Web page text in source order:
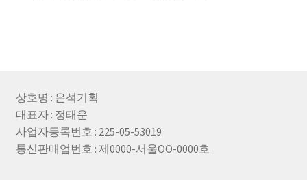
상호명 : 은석기획
대표자 : 정태운
사업자등록번호 : 225-05-53019
통신판매업번호 : 제0000-서울OO-0000호